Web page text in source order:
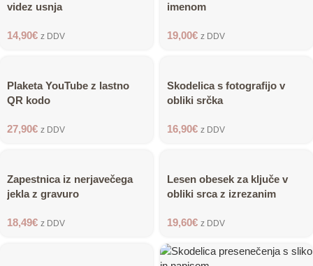
videz usnja
14,90€ z DDV
imenom
19,00€ z DDV
Plaketa YouTube z lastno
QR kodo
27,90€ z DDV
Skodelica s fotografijo v
obliki srčka
16,90€ z DDV
Zapestnica iz nerjavečega
jekla z gravuro
18,49€ z DDV
Lesen obesek za ključe v
obliki srca z izrezanim
19,60€ z DDV